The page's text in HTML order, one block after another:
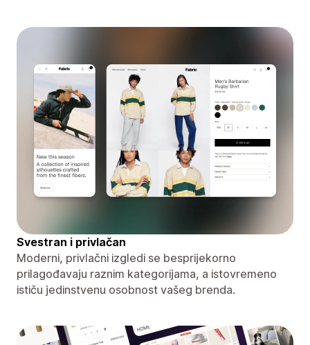
Svestran i privlačan
Moderni, privlačni izgledi se besprijekorno
prilagođavaju raznim kategorijama, a istovremeno
ističu jedinstvenu osobnost vašeg brenda.